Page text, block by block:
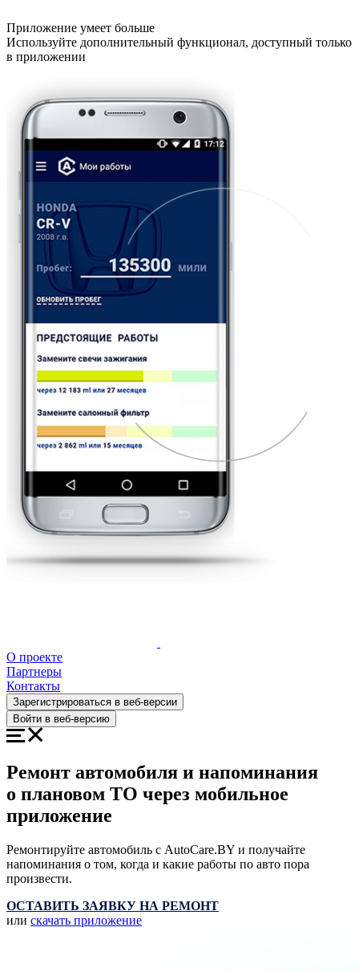
Приложение умеет больше
Используйте дополнительный функционал, доступный только
в приложении
О проекте
Партнеры
Контакты
Зарегистрироваться в веб-версии
Войти в веб-версию
Ремонт автомобиля и напоминания
о плановом ТО через мобильное
приложение
Ремонтируйте автомобиль с AutoCare.BY и получайте
напоминания о том, когда и какие работы по авто пора
произвести.
ОСТАВИТЬ ЗАЯВКУ НА РЕМОНТ
или скачать приложение